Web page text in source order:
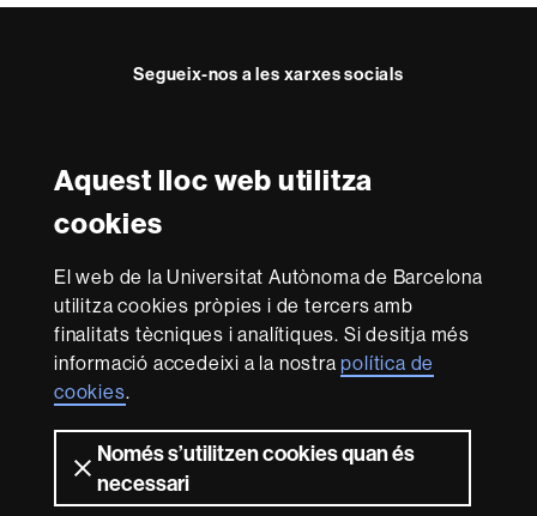
Aquest lloc web utilitza
cookies
El web de la Universitat Autònoma de Barcelona
utilitza cookies pròpies i de tercers amb
finalitats tècniques i analítiques. Si desitja més
informació accedeixi a la nostrapolítica de
cookies.
Només s’utilitzen cookies quan és
necessari
Segueix-nos a les xarxes socials
FFLFFLFFLFFL
Reconeixement internacional de l'excel·lència
in
Research
-
Euraxess
Amb el finançament de
Sobre
aquest
web
Avís legal